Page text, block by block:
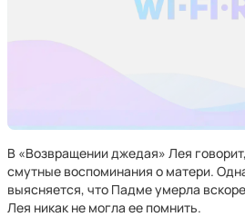
В «Возвращении джедая» Лея
смутные воспоминания о матери.
выясняется, что Падме умерла
Лея никак не могла ее помнить.